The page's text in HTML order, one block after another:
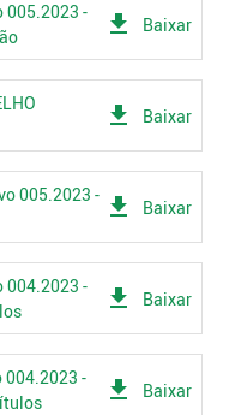
005.2023 -
get_app Baixar
get_app Baixar
005.2023 - get_app Baixar
004.2023 -
get_app Baixar
-
get_app Baixar